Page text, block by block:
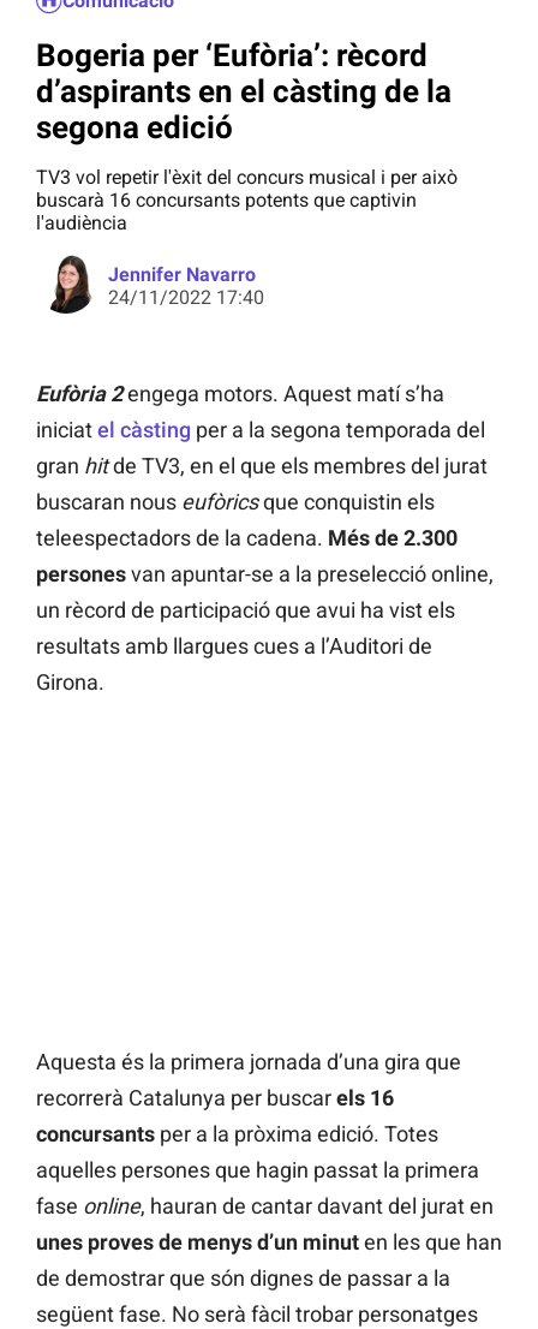
Bogeria per ‘Eufòria’: rècord
d’aspirants en el càsting de la
segona edició
TV3 vol repetir l'èxit del concurs musical i per això
buscarà 16 concursants potents que captivin
l'audiència
Jennifer Navarro
24/11/2022 17:40
Eufòria 2engega motors. Aquest matí s’ha
iniciatel càsting per a la segona temporada del
gran hitde TV3, en el que els membres del jurat
buscaran nous eufòricsque conquistin els
teleespectadors de la cadena. Més de 2.300
personesvan apuntar-se a la preselecció online,
un rècord de participació que avui ha vist els
resultats amb llargues cues a l’Auditori de
Girona.
Aquesta és la primera jornada d’una gira que
recorrerà Catalunya per buscarels 16
concursants per a la pròxima edició. Totes
aquelles persones que hagin passat la primera
fase online, hauran de cantar davant del jurat en
unes proves de menys d’un minuten les que han
de demostrar que són dignes de passar a la
següent fase. No serà fàcil trobar personatges